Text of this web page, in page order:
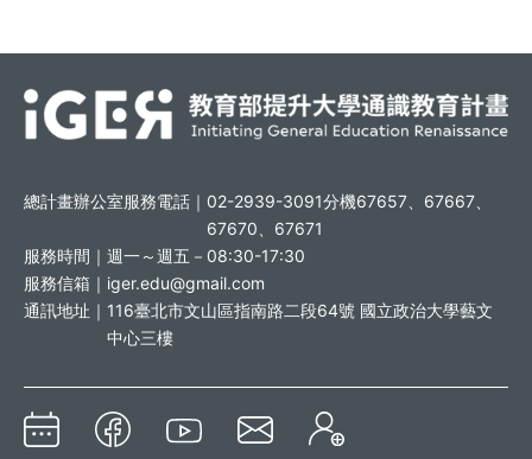
總計畫辦公室服務電話｜ 02-2939-3091分機67657、67667、
67670、67671
服務時間｜ 週一～週五－08:30-17:30
服務信箱｜ iger.edu@gmail.com
通訊地址｜ 116臺北市文山區指南路二段64號 國立政治大學藝文
中心三樓